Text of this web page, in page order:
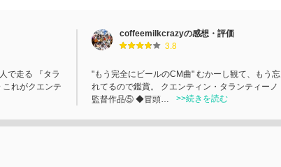
で走る 『タラ
れがクエンテ
coffeemilkcrazyの感想・評価
3.8
"もう完全にビールのCM曲" むかーし観て、もう忘
れてるので鑑賞。 クエンティン・タランティーノ
監督作品⑤ ◆冒頭…
>>続きを読む